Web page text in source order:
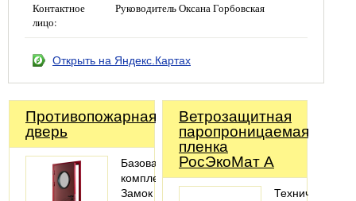
Контактное
лицо:
Руководитель Оксана Горбовская
Открыть на Яндекс.Картах
Противопожарная
дверь
Базовая
комплектация:
Замок
Ветрозащитная
паропроницаемая
пленка
РосЭкоМат А
Технические